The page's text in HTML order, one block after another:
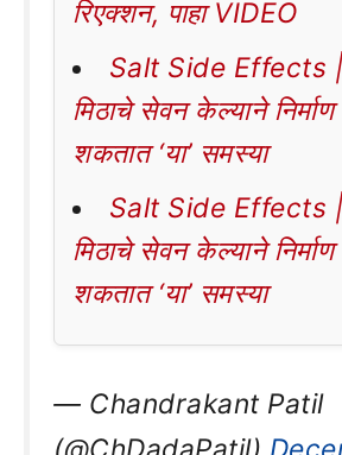
रिएक्शन, पाहा VIDEO
Salt Side Effects |
मिठाचे सेवन केल्याने
शकतात ‘या’ समस्या
Salt Side Effects |
मिठाचे सेवन केल्याने
शकतात ‘या’ समस्या
— Chandrakant Patil